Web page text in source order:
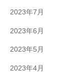
2023年7月
2023年6月
2023年5月
2023年4月